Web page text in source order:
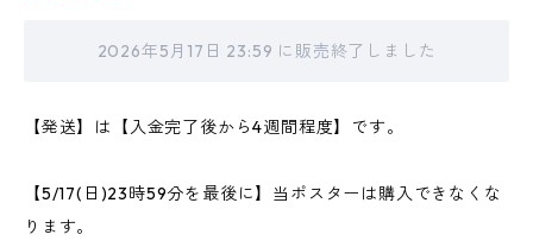
2026年5月17日 23:59 に販売終了しました
【発送】は【入金完了後から4週間程度】です。
【5/17(日)23時59分を最後に】当ポスターは購入できなくな
ります。